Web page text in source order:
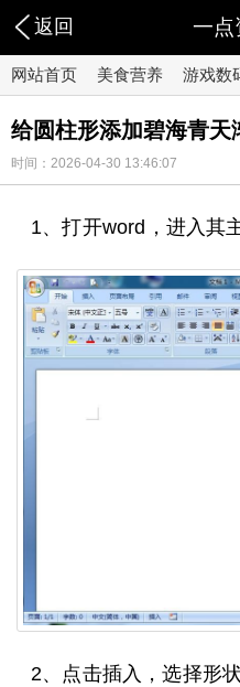
返回 一点
网站首页 美食营养 游戏数
给圆柱形添加碧海青天
时间：2026-04-30 13:46:07
1、打开word，进入其
2、点击插入，选择形